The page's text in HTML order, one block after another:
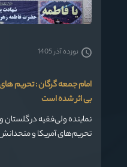
امام جمعه گرگان : تحریم
بی اثر شده است
نماینده ولی‌فقیه در
تحریم‌های آمریکا و متحدانش
کشور با حرکت در مسیر
نوزده آذر 1405